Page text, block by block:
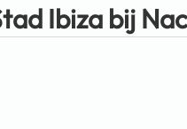
Ibiza bij